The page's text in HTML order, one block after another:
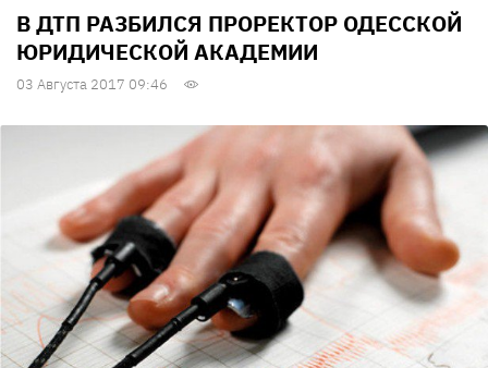
В ДТП РАЗБИЛСЯ ПРОРЕКТОР ОДЕССКОЙ
ЮРИДИЧЕСКОЙ АКАДЕМИИ
03 Августа 2017 09:46